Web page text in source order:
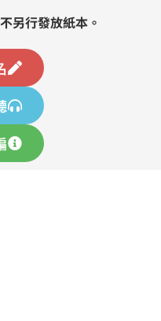
另行發放紙本。